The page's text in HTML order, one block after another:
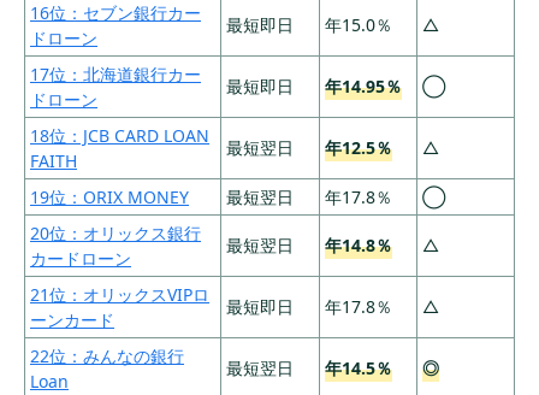
カードローンのおすすめの選び方！借入目的
や希望ごとに合った融資先を紹介
①：融資スピード
②：金利と総返済額
③：審査通過の可能性
④：周囲へのバレにくさ
そもそもカードローンとは？初めて借りる人
でもわかりやすいように解説
カードローンの利用に危険性はない
担保・保証人なしで借りられる
16位：セブン銀行カー
ドローン
最短即日 年15.0％ △
17位：北海道銀行カー
ドローン
最短即日 年14.95％ ◯
18位：JCB CARD LOAN
FAITH
最短翌日 年12.5％ △
19位：ORIX MONEY 最短翌日 年17.8％
◯
20位：オリックス銀行
カードローン
最短翌日 年14.8％ △
21位：オリックスVIPロ
ーンカード
最短即日 年17.8％ △
22位：みんなの銀行
Loan
最短翌日 年14.5％ ◎